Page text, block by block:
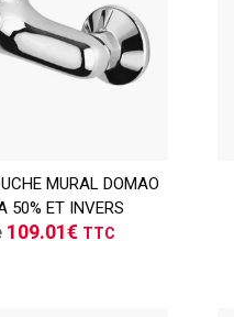
MURAL DOMAO
50% ET INVERS
109.01€ TTC
de devis